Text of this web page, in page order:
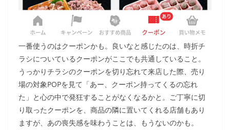
一番使うのはクーポンかも。良いなと感じたのは、時折チ
ラシについているクーポンがここでも共通していること。
うっかりチラシのクーポンを切り忘れて来店した際、売り
場の対象POPを見て「あー、クーポン持ってくるの忘れ
た」と心の中で発狂することがなくなるかと。ご丁寧に切
り取ったクーポンを、商品の隣に置いてくれる店舗もあり
ますが、あの喪失感を味わうことは、もうないのかも。